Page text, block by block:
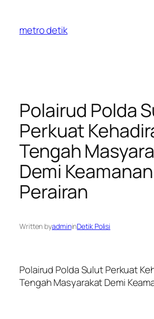
content
metro detik
Polairud Polda
Perkuat
Tengah
Demi Keamanan
Perairan
Written byadmininDetik Polisi
Polairud Polda Sulut Perkuat
Tengah Masyarakat Demi